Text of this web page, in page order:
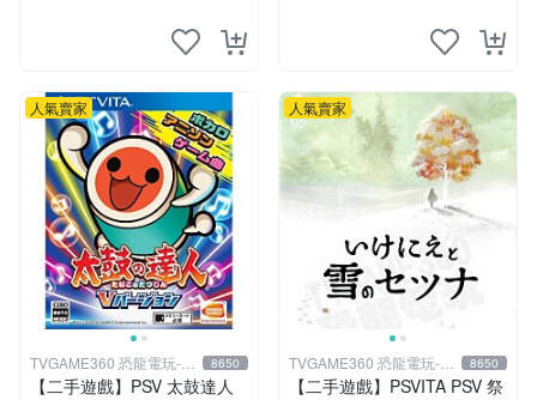
人氣賣家
TVGAME360 恐龍電玩-台
中店
8650
【二手遊戲】PSV 太鼓達人
人氣賣家
TVGAME360 恐龍電玩-台
中店
8650
【二手遊戲】PSVITA PSV 祭